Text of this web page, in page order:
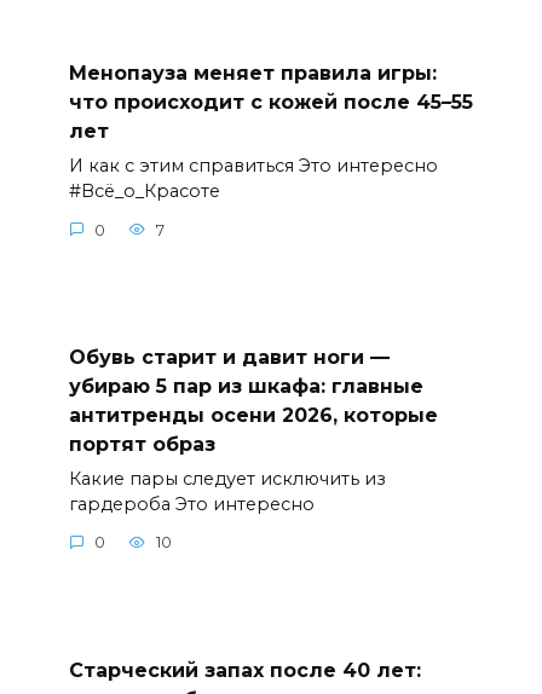
Менопауза меняет правила игры:
что происходит с кожей после 45–55
лет
И как с этим справиться Это интересно
#Всё_о_Красоте
0 7
Обувь старит и давит ноги —
убираю 5 пар из шкафа: главные
антитренды осени 2026, которые
портят образ
Какие пары следует исключить из
гардероба Это интересно
0 10
Старческий запах после 40 лет: